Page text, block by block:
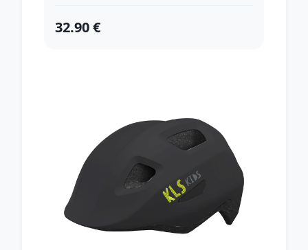
32.90 €